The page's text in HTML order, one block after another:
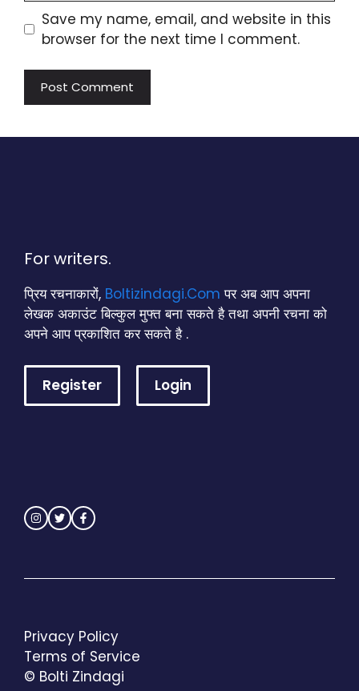
Save my name, email, and website in this
browser for the next time I comment.
For writers.
प्रिय रचनाकारों, Boltizindagi.Com पर अब आप अपना
लेखक अकाउंट बिल्कुल मुफ्त बना सकते है तथा अपनी रचना को
अपने आप प्रकाशित कर सकते है .
Register Login
© Bolti Zindagi
Privacy Policy
Terms of Service